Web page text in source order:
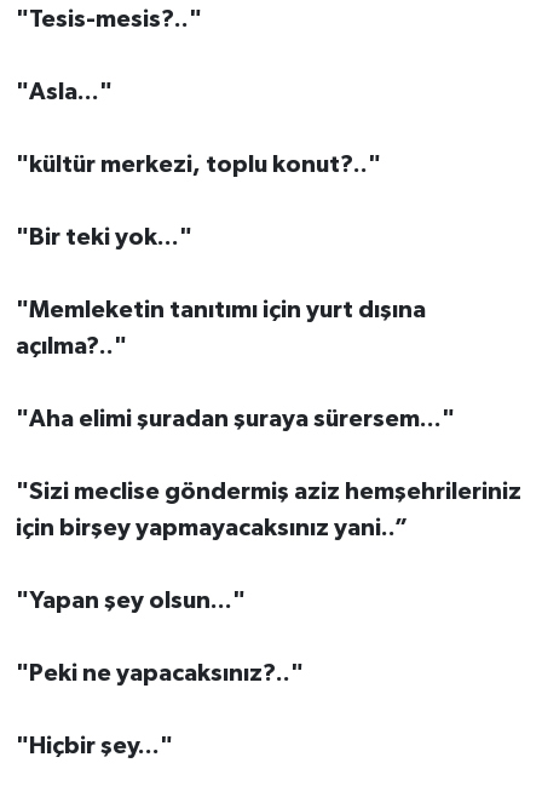
"Tesis-mesis?.."
"Asla..."
"kültür merkezi, toplu konut?.."
"Bir teki yok..."
"Memleketin tanıtımı için yurt dışına
açılma?.."
"Aha elimi şuradan şuraya sürersem..."
"Sizi meclise göndermiş aziz hemşehrileriniz
için birşey yapmayacaksınız yani..”
"Yapan şey olsun..."
"Peki ne yapacaksınız?.."
"Hiçbir şey..."